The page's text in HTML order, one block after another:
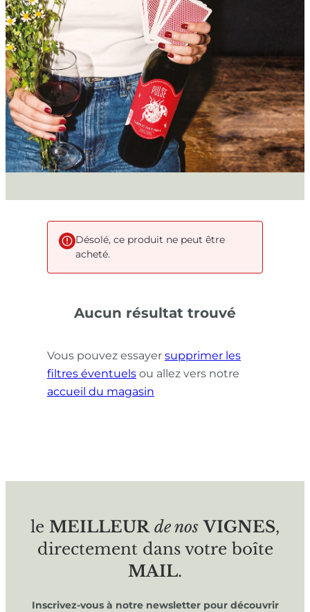
Désolé, ce produit ne peut être
acheté.
Aucun résultat trouvé
Vous pouvez essayer supprimer les
filtres éventuels ou allez vers notre
accueil du magasin
le MEILLEUR de nos VIGNES,
directement dans votre boîte
MAIL.
Inscrivez-vous à notre newsletter pour découvrir